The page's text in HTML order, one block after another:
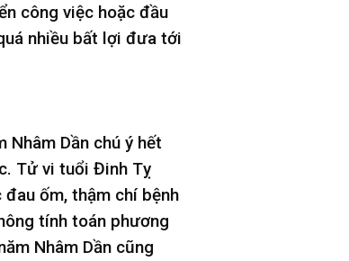
công việc hoặc đầu
nhiều bất lợi đưa tới
Dần chú ý hết
Tử vi tuổi Đinh Tỵ
ốm, thậm chí bệnh
tính toán phương
Nhâm Dần cũng